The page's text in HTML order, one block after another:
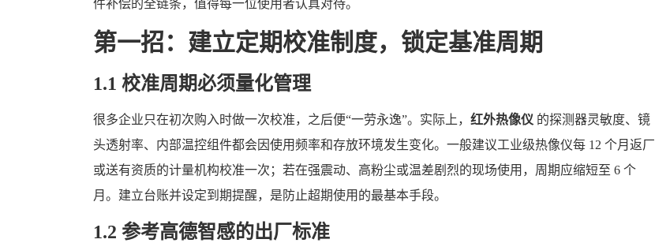
件补偿的全链条，值得每一位使用者认真对待。
第一招：建立定期校准制度，锁定基准周期
1.1 校准周期必须量化管理
很多企业只在初次购入时做一次校准，之后便“一劳永逸”。实际上， 红外热像仪 的探测器灵敏度、镜
头透射率、内部温控组件都会因使用频率和存放环境发生变化。一般建议工业级热像仪每 12 个月返厂
或送有资质的计量机构校准一次；若在强震动、高粉尘或温差剧烈的现场使用，周期应缩短至 6 个
月。建立台账并设定到期提醒，是防止超期使用的最基本手段。
1.2 参考高德智感的出厂标准